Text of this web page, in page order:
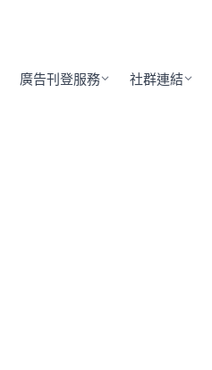
廣告刊登服務 社群連結